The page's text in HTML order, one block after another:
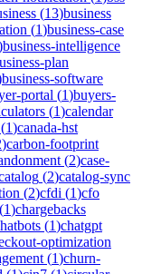
(13)business
(1)business-case
business-intelligence
plan
business-software
portal (1)buyers-
(1)calendar
(1)canada-hst
)carbon-footprint
(2)case-
(2)catalog-sync
(2)cfdi (1)cfo
1)chargebacks
(1)chatgpt
optimization
(1)churn-